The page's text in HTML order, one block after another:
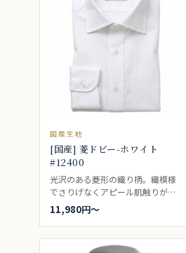
国産生地
[国産] 菱ドビー-ホワイト
#12400
光沢のある菱形の織り柄。織模様
でさりげなくアピール肌触りがよ
くにおすすめ。ビジネスシャツ向
き。
11,980円〜